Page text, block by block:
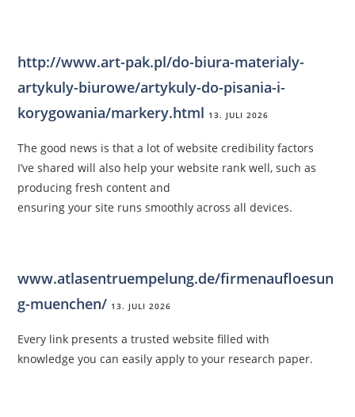
http://www.art-pak.pl/do-biura-materialy-
artykuly-biurowe/artykuly-do-pisania-i-
korygowania/markery.html 13. JULI 2026
The good news is that a lot of website credibility factors
I’ve shared will also help your website rank well, such as
producing fresh content and
ensuring your site runs smoothly across all devices.
www.atlasentruempelung.de/firmenaufloesun
g-muenchen/ 13. JULI 2026
Every link presents a trusted website filled with
knowledge you can easily apply to your research paper.